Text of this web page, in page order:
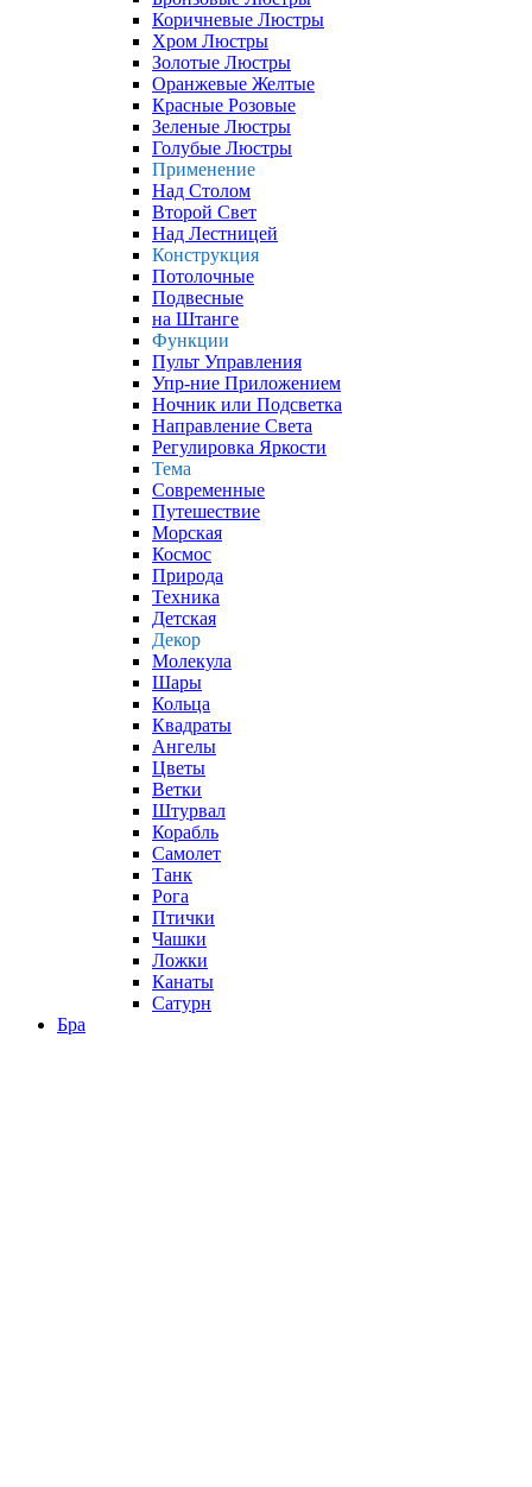
Коричневые Люстры
Хром Люстры
Золотые Люстры
Оранжевые Желтые
Красные Розовые
Зеленые Люстры
Голубые Люстры
Применение
Над Столом
Второй Свет
Над Лестницей
Конструкция
Потолочные
Подвесные
на Штанге
Функции
Пульт Управления
Упр-ние Приложением
Ночник или Подсветка
Направление Света
Регулировка Яркости
Тема
Современные
Путешествие
Морская
Космос
Природа
Техника
Детская
Декор
Молекула
Шары
Кольца
Квадраты
Ангелы
Цветы
Ветки
Штурвал
Корабль
Самолет
Танк
Рога
Птички
Чашки
Ложки
Канаты
Сатурн
Бра